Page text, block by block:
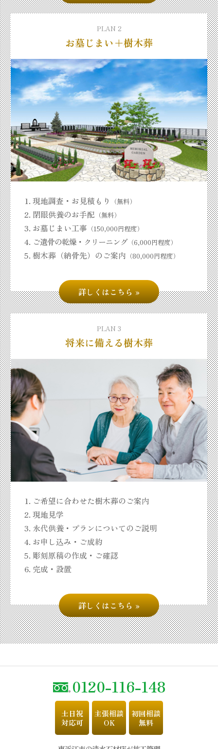
PLAN 2
お墓じまい＋樹木葬
現地調査・お見積もり （無料）
閉眼供養のお手配 （無料）
お墓じまい工事 （150,000円程度）
ご遺骨の乾燥・クリーニング（6,000円程度）
樹木葬（納骨先）のご案内 （80,000円程度）
詳しくはこちら
PLAN 3
将来に備える樹木葬
ご希望に合わせた樹木葬のご案内
現地見学
永代供養・プランについてのご説明
お申し込み・ご成約
彫刻原稿の作成・ご確認
完成・設置
詳しくはこちら
0120-116-148
土日祝
対応可
主張相談
OK
初回相談
無料